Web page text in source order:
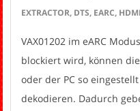
06-
EXTRACTOR, DTS, EARC, HDMI
VAX01202 im eARC
blockiert wird, können
oder der PC so
dekodieren. Dadurch